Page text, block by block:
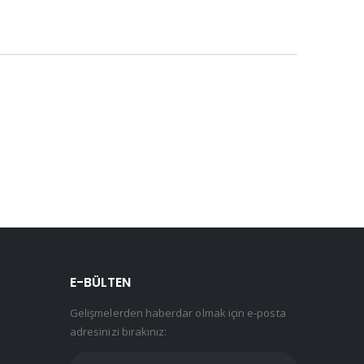
E-BÜLTEN
Gelişmelerden haberdar olmak için e-posta
adresinizi bırakınız: